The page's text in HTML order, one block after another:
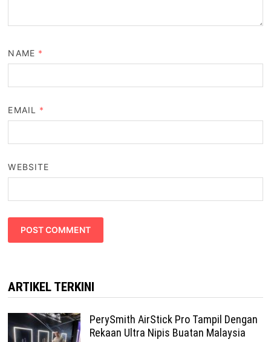
NAME *
EMAIL *
WEBSITE
ARTIKEL TERKINI
PerySmith AirStick Pro Tampil Dengan
Rekaan Ultra Nipis Buatan Malaysia